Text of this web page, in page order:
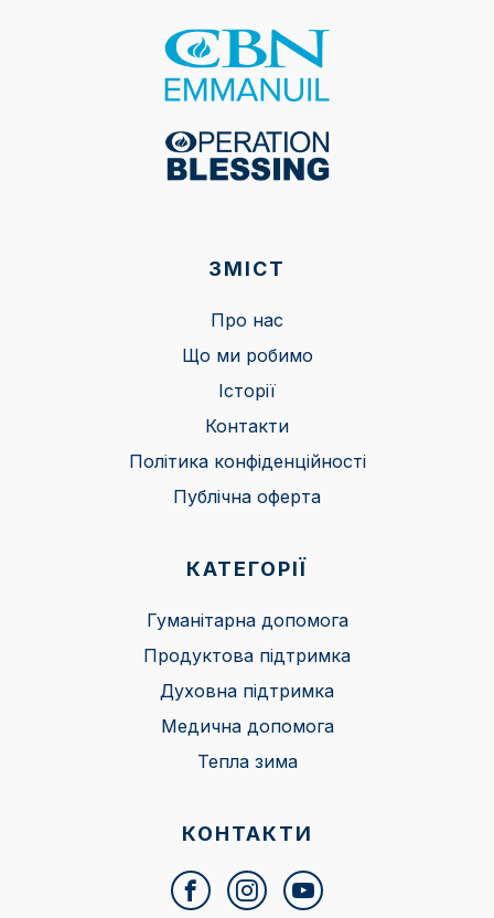
ЗМІСТ
Про нас
Що ми робимо
Історії
Контакти
Політика конфіденційності
Публічна оферта
КАТЕГОРІЇ
Гуманітарна допомога
Продуктова підтримка
Духовна підтримка
Медична допомога
Тепла зима
КОНТАКТИ